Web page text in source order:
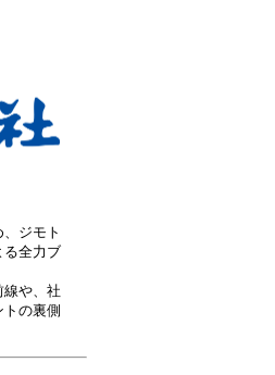
ジモト
る全力ブ
や、社
の裏側